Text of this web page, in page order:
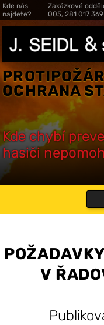
Kde nás
najdete?
Zakázkové
005, 281 017 369
OCHRANA
Kde chybí
hasiči
V